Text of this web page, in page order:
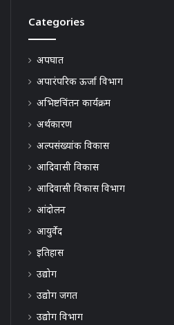
Categories
अपघात
अपारंपरिक ऊर्जा विभाग
अभिष्टचिंतन कार्यक्रम
अर्थकारण
अल्पसंख्यांक विकास
आदिवासी विकास
आदिवासी विकास विभाग
आंदोलन
आयुर्वेद
इतिहास
उद्योग
उद्योग जगत
उद्योग विभाग